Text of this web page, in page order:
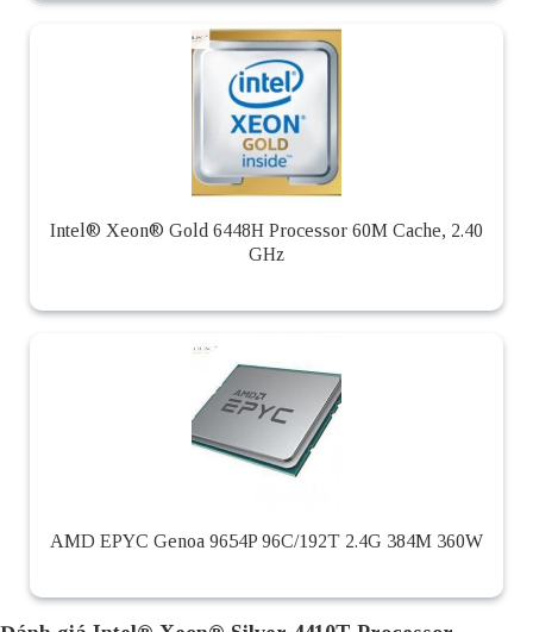
Intel® Xeon® Gold 6448H Processor 60M Cache, 2.40
GHz
AMD EPYC Genoa 9654P 96C/192T 2.4G 384M 360W